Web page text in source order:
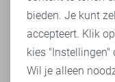
bieden. Je kunt
accepteert. Klik
kies "Instellingen"
Wil je alleen